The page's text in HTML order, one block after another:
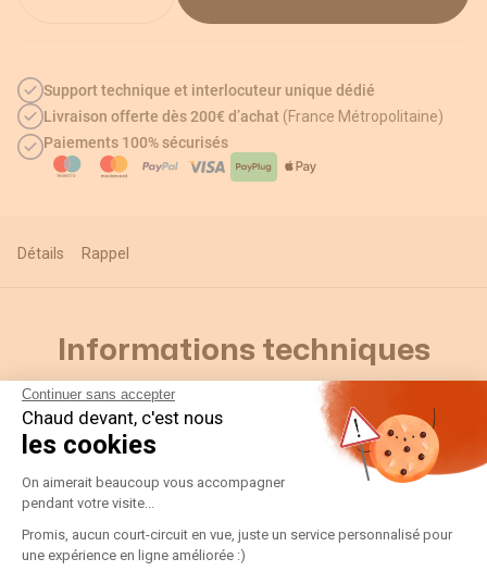
Continuer sans accepter
Chaud devant, c'est nous
les cookies
Plateforme de Gestion du
On aimerait beaucoup vous accompagner
pendant votre visite...
Promis, aucun court-circuit en vue, juste un service personnalisé pour
une expérience en ligne améliorée :)
Support technique et interlocuteur unique dédié
Livraison offerte dès 200€ d’achat (France Métropolitaine)
Paiements 100% sécurisés
Détails Rappel
Informations techniques
Détails
Indice ip : IP65
Type d'accessoire :
Couleur de la poignée : Noir